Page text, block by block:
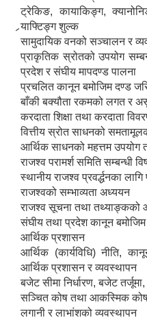
ट्रेकिङ, कायाकिङ्ग,
‍र्‍याफ्टिङ्ग शुल्क
सामुदायिक वनको सञ्चालन र
प्राकृतिक स्रोतको उपयोग
प्रदेश र संघीय मापदण्ड पालना
प्रचलित कानून बमोजिम दण्ड
बाँकी बक्यौता रकमको लगत र
करदाता शिक्षा तथा करदाता
वित्तीय स्रोत साधनको
आर्थिक साधनको महत्तम उपयोग
राजश्व परामर्श समिति सम्बन्धी
स्थानीय राजश्व प्रवर्द्धनका लागि
राजश्वको सम्भाव्यता अध्ययन
राजश्व सूचना तथा तथ्याङ्कको
संघीय तथा प्रदेश कानून बमोजिम
आर्थिक प्रशासन
आर्थिक (कार्यविधि) नीति,
आर्थिक प्रशासन र व्यवस्थापन
बजेट सीमा निर्धारण, बजेट
सञ्चित कोष तथा आकस्मिक
लगानी र लाभांशको व्यवस्थापन